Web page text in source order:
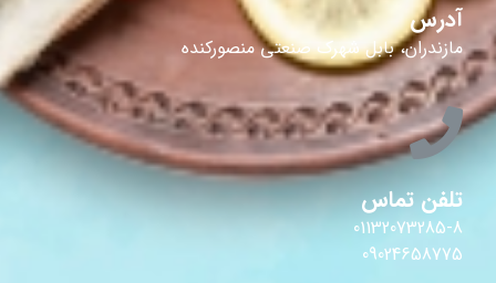
آدرس
مازندران، بابل شهرک صنعتی منصورکنده
تلفن تماس
01132073285-8
09024658775